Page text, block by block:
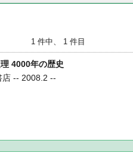
1 件中、 1 件目
4000年の歴史
店 -- 2008.2 --